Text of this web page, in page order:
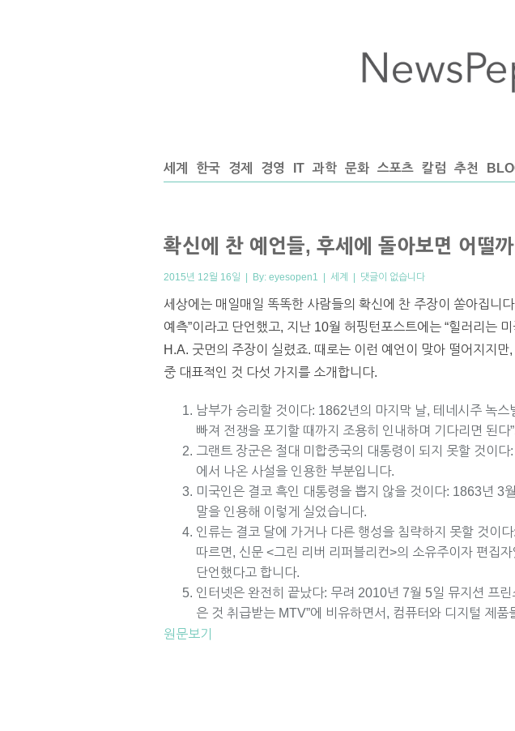
세계 한국 경제 경영 IT 과학 문화 스포츠 칼럼 추천
확신에 찬 예언들, 후세에 돌아보면 어떨까
2015년 12월 16일 | By: eyesopen1 | 세계 | 댓글이 없습니다
세상에는 매일매일 똑똑한 사람들의 확신에 찬 주장이 쏟아집니
예측”이라고 단언했고, 지난 10월 허핑턴포스트에는 “힐러리는
H.A. 굿먼의 주장이 실렸죠. 때로는 이런 예언이 맞아 떨어지지
중 대표적인 것 다섯 가지를 소개합니다.
남부가 승리할 것이다: 1862년의 마지막 날, 테네시주 녹
빠져 전쟁을 포기할 때까지 조용히 인내하며 기다리면 된다
그랜트 장군은 절대 미합중국의 대통령이 되지 못할 것이
에서 나온 사설을 인용한 부분입니다.
미국인은 결코 흑인 대통령을 뽑지 않을 것이다: 1863년 3
말을 인용해 이렇게 실었습니다.
인류는 결코 달에 가거나 다른 행성을 침략하지 못할 것이
따르면, 신문 <그린 리버 리퍼블리컨>의 소유주이자 편집
단언했다고 합니다.
인터넷은 완전히 끝났다: 무려 2010년 7월 5일 뮤지션 프
은 것 취급받는 MTV”에 비유하면서, 컴퓨터와 디지털 제
원문보기